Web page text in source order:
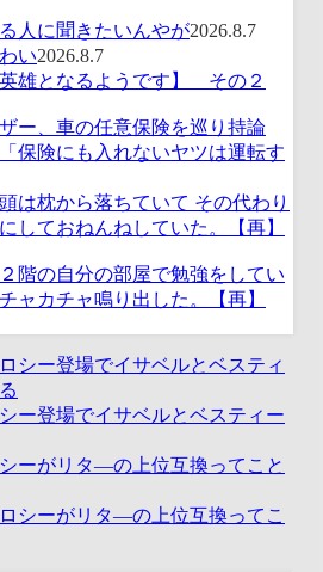
人に聞きたいんやが2026.8.7
い2026.8.7
英雄となるようです】 その２
ー、車の任意保険を巡り持論
保険にも入れないヤツは運転す
は枕から落ちていて その代わり
しておねんねしていた。【再】
階の自分の部屋で勉強をしてい
ャカチャ鳴り出した。【再】
ー登場でイサベルとベスティー
シーがリタ―の上位互換ってこと